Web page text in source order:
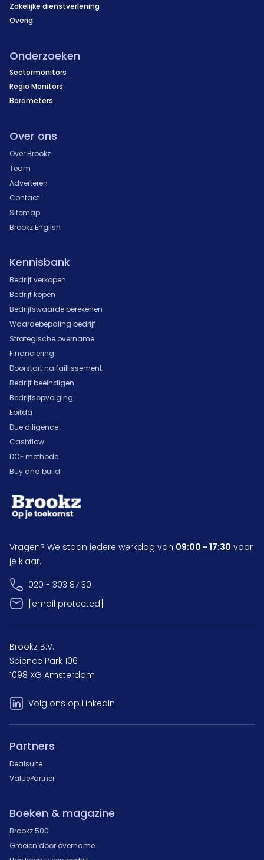
Zakelijke dienstverlening
Overig
Onderzoeken
Sectormonitors
Regio Monitors
Barometers
Over ons
Over Brookz
Team
Adverteren
Contact
Sitemap
Brookz English
Kennisbank
Bedrijf verkopen
Bedrijf kopen
Bedrijfswaarde berekenen
Waardebepaling bedrijf
Strategische overname
Financiering
Doorstart na faillissement
Bedrijf beëindigen
Bedrijfsopvolging
Ebitda
Due diligence
Cashflow
DCF methode
Buy and build
Vragen? We staan iedere werkdag van 09:00 - 17:30 voor
je klaar.
020 - 303 87 30
[email protected]
Brookz B.V.
Science Park 106
1098 XG Amsterdam
Volg ons op LinkedIn
Partners
Dealsuite
ValuePartner
Boeken & magazine
Brookz 500
Groeien door overname